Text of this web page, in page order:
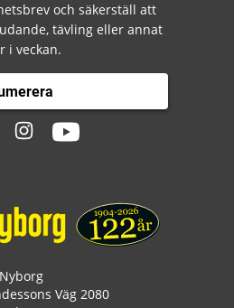
och säkerställ att
tävling eller annat
i veckan.
Väg 2080